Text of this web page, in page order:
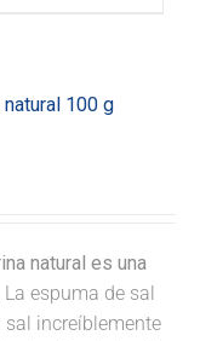
natural 100 g
natural es una
La espuma de sal
increíblemente